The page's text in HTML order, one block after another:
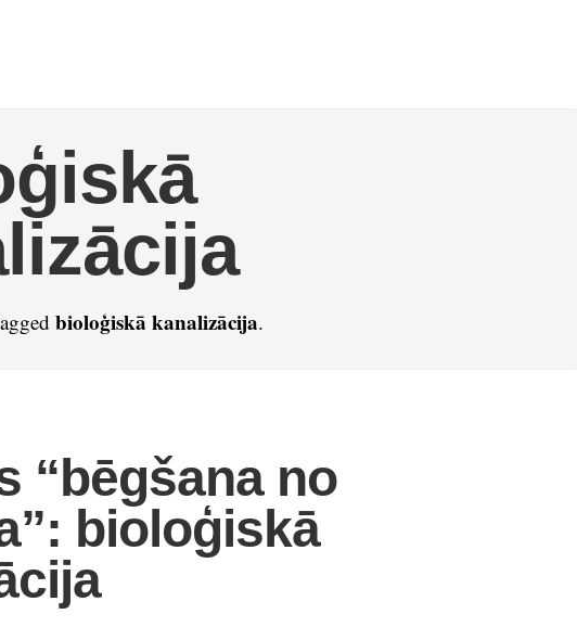
bioloģiskā kanalizācija.
“bēgšana no
bioloģiskā